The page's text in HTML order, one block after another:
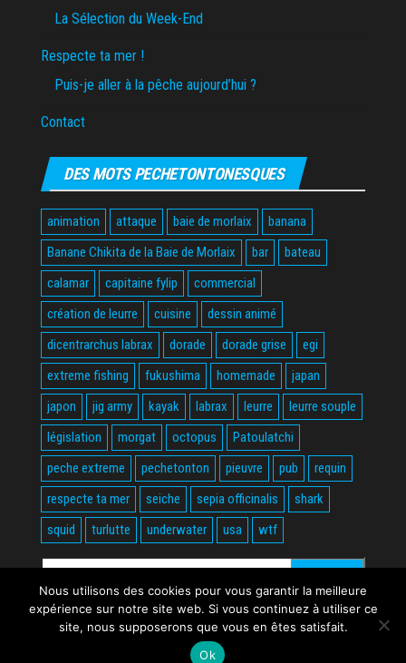
La Sélection du Week-End
Respecte ta mer !
Puis-je aller à la pêche aujourd’hui ?
Contact
DES MOTS PECHETONTONESQUES
animation attaque baie de morlaix
banana
Banane Chikita de la Baie de Morlaix
bar
bateau
calamar
capitaine fylip
commercial
création de leurre
cuisine
dessin animé
dicentrarchus labrax
dorade dorade grise
egi
extreme fishing
fukushima homemade
japan
japon
jig army kayak labrax leurre
leurre souple
législation
morgat octopus
Patoulatchi
peche extreme
pechetonton pieuvre pub
requin
respecte ta mer
seiche sepia officinalis
shark
squid
turlutte underwater usa wtf
Rechercher :
WordPress
Nous utilisons des cookies pour vous garantir la meilleure
expérience sur notre site web. Si vous continuez à utiliser ce
site, nous supposerons que vous en êtes satisfait.
Ok